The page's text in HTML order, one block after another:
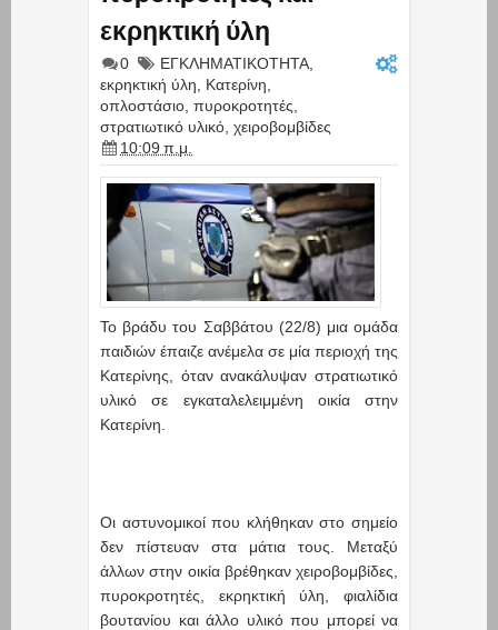
εκρηκτική ύλη
0 ΕΓΚΛΗΜΑΤΙΚΟΤΗΤΑ
εκρηκτική ύλη
Κατερίνη
οπλοστάσιο πυροκροτητές
στρατιωτικό υλικό χειροβομβίδες
10:09 π.μ.
Το βράδυ του Σαββάτου (22/8) μια ομάδα
παιδιών έπαιζε ανέμελα σε μία περιοχή της
Κατερίνης, όταν ανακάλυψαν στρατιωτικό
υλικό σε εγκαταλελειμμένη οικία στην
Κατερίνη.
Οι αστυνομικοί που κλήθηκαν στο σημείο
δεν πίστευαν στα μάτια τους. Μεταξύ
άλλων στην οικία βρέθηκαν χειροβομβίδες,
πυροκροτητές, εκρηκτική ύλη, φιαλίδια
βουτανίου και άλλο υλικό που μπορεί να